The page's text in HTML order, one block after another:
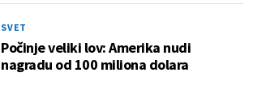
SVET
Počinje veliki lov: Amerika nudi
nagradu od 100 miliona dolara